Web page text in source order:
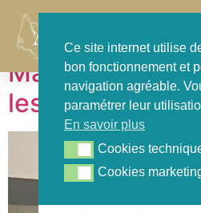
Jour :9
Martignas-sur-
les jeunes du
Ce site internet utilise
bon fonctionnement et
navigation agréable.
paramétrer leur
En savoir plus
Cookies techniques
Cookies
Cookies marketing
Cookies